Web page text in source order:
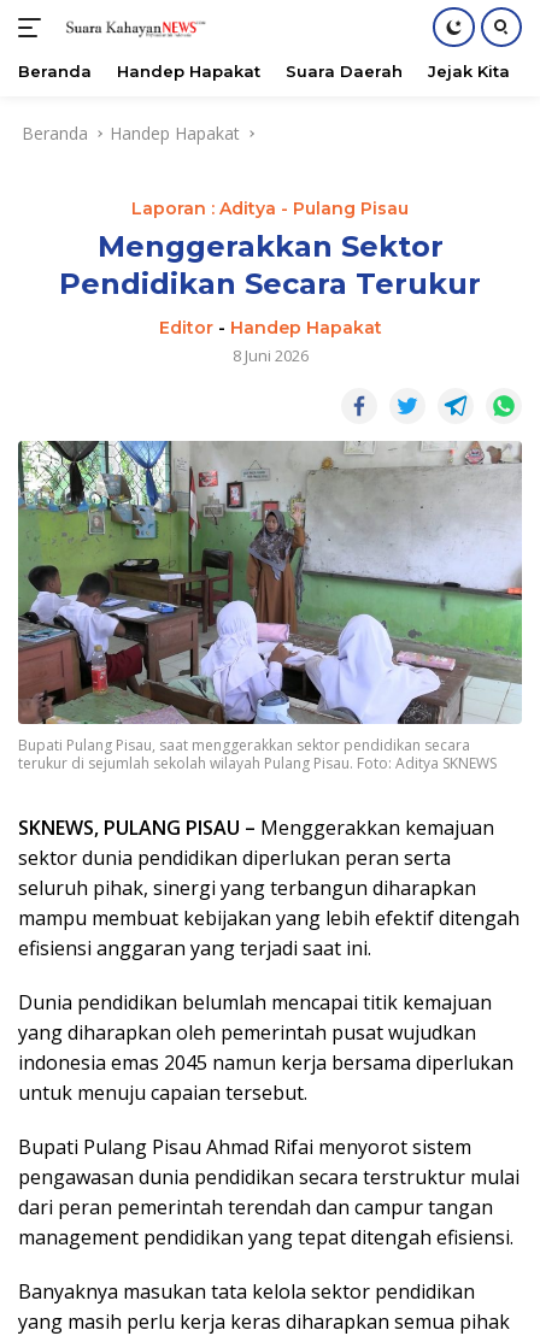
Beranda Handep Hapakat Suara Daerah Jejak Kita
Beranda Handep Hapakat
Laporan : Aditya - Pulang Pisau
Menggerakkan Sektor
Pendidikan Secara Terukur
Editor- Handep Hapakat
8 Juni 2026
Bupati Pulang Pisau, saat menggerakkan sektor pendidikan secara
terukur di sejumlah sekolah wilayah Pulang Pisau. Foto: Aditya SKNEWS
SKNEWS, PULANG PISAU – Menggerakkan kemajuan
sektor dunia pendidikan diperlukan peran serta
seluruh pihak, sinergi yang terbangun diharapkan
mampu membuat kebijakan yang lebih efektif ditengah
efisiensi anggaran yang terjadi saat ini.
Dunia pendidikan belumlah mencapai titik kemajuan
yang diharapkan oleh pemerintah pusat wujudkan
indonesia emas 2045 namun kerja bersama diperlukan
untuk menuju capaian tersebut.
Bupati Pulang Pisau Ahmad Rifai menyorot sistem
pengawasan dunia pendidikan secara terstruktur mulai
dari peran pemerintah terendah dan campur tangan
management pendidikan yang tepat ditengah efisiensi.
Banyaknya masukan tata kelola sektor pendidikan
yang masih perlu kerja keras diharapkan semua pihak